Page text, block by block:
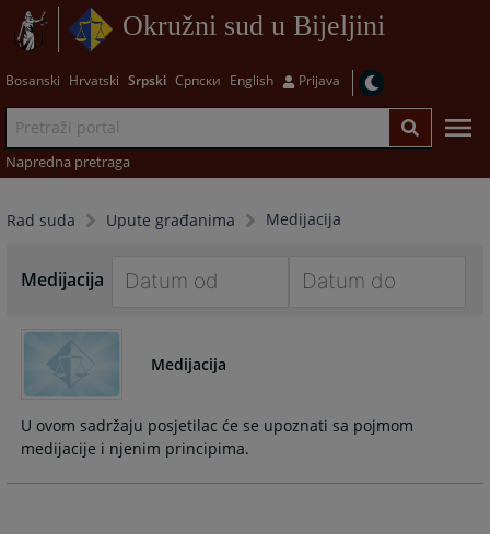
Okružni sud u Bijeljini
Bosanski Hrvatski Srpski Српски English Prijava
Napredna pretraga
Rad suda Upute građanima Medijacija
Medijacija
forward
interact
the
calendar
and
the
and
Medijacija
U ovom sadržaju posjetilac će se upoznati sa pojmom
medijacije i njenim principima.